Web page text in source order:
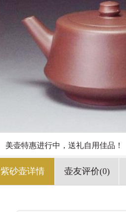
美壶特惠进行中，送礼自用佳品！
紫砂壶详情 壶友评价(0)